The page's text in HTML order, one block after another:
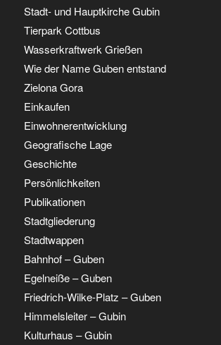
Stadt- und Hauptkirche Gubin
Tierpark Cottbus
Wasserkraftwerk Grießen
Wie der Name Guben entstand
Zielona Gora
Einkaufen
Einwohnerentwicklung
Geografische Lage
Geschichte
Persönlichkeiten
Publikationen
Stadtgliederung
Stadtwappen
Bahnhof – Guben
Egelneiße – Guben
Friedrich-Wilke-Platz – Guben
Himmelsleiter – Gubin
Kulturhaus – Gubin